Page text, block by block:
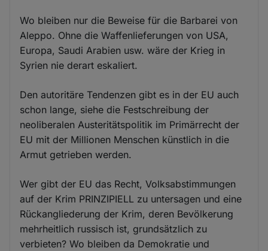
Wo bleiben nur die Beweise für die Barbarei von
Aleppo. Ohne die Waffenlieferungen von USA,
Europa, Saudi Arabien usw. wäre der Krieg in
Syrien nie derart eskaliert.
Den autoritäre Tendenzen gibt es in der EU auch
schon lange, siehe die Festschreibung der
neoliberalen Austeritätspolitik im Primärrecht der
EU mit der Millionen Menschen künstlich in die
Armut getrieben werden.
Wer gibt der EU das Recht, Volksabstimmungen
auf der Krim PRINZIPIELL zu untersagen und eine
Rückangliederung der Krim, deren Bevölkerung
mehrheitlich russisch ist, grundsätzlich zu
verbieten? Wo bleiben da Demokratie und